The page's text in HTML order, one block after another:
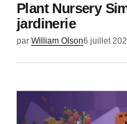
Envoyer un
Plant Nursery
jardinerie
par William Olson6 juillet